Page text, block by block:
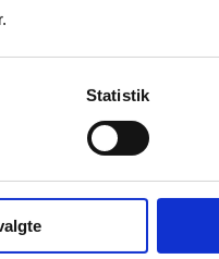
Statistik